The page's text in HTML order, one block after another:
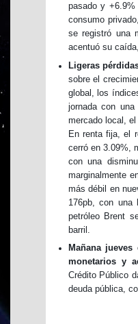
pasado y
consumo
se registró una
acentuó su
Ligeras
sobre el
global, los
jornada con
mercado local,
En renta fija, el
cerró en 3.09%,
con una
marginalmente
más débil en
176pb, con una
petróleo Brent
barril.
Mañana
monetarios y
Crédito Público
deuda pública,